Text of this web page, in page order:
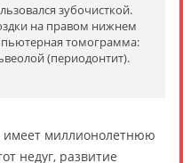
зубочисткой.
на правом нижнем
томограмма:
(периодонтит).
имеет миллионолетнюю
недуг, развитие